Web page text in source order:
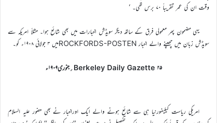
وقت ان کی عمر تقریباً ۷۰ برس تھی۔ ‘
یہی مضمون پھر معمولی فرق کے ساتھ دیگر سویڈش اخبارات میں بھی شائع ہوا۔ مثلاً امریکہ سے
سویڈش زبان میں چھپنے والے اخبار ROCKFORDS-POSTENمیں ۳ جولائی ۱۹۰۸ء کو۔
Berkeley Daily Gazette ۲۵؍جنوری۱۹۰۹ء
امریکی ریاست کیلیفورنیا ہی سے شائع ہونے والے ایک اوراخبار نے بھی حضور علیہ السلام